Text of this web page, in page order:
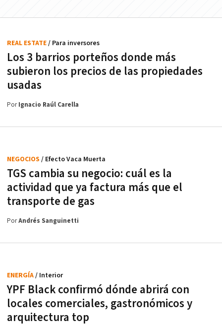
Los 3 barrios porteños donde más
subieron los precios de las propiedades
usadas
REAL ESTATE/ Para inversores
PorIgnacio Raúl Carella
TGS cambia su negocio: cuál es la
actividad que ya factura más que el
transporte de gas
NEGOCIOS / Efecto Vaca Muerta
PorAndrés Sanguinetti
YPF Black confirmó dónde abrirá con
locales comerciales, gastronómicos y
arquitectura top
ENERGÍA/ Interior